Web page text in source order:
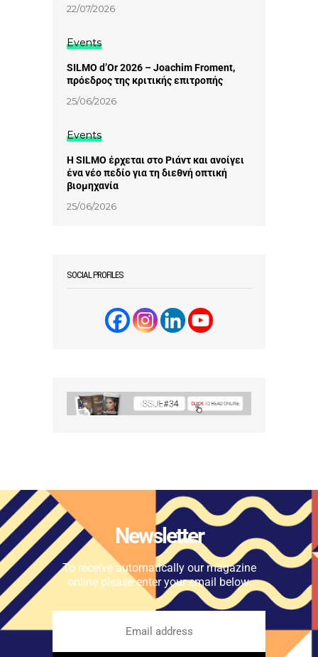
22/07/2026
Events
SILMO d’Or 2026 – Joachim Froment,
πρόεδρος της κριτικής επιτροπής
25/06/2026
Events
Η SILMO έρχεται στο Ριάντ και ανοίγει
ένα νέο πεδίο για τη διεθνή οπτική
βιομηχανία
25/06/2026
SOCIAL PROFILES
Newsletter
To receive automatically our magazine
online please enter your email below.